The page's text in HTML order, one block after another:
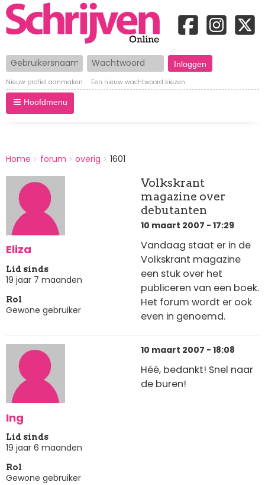
Gebruikersnaam Wachtwoord
Nieuw profiel aanmaken Een nieuw wachtwoord kiezen
Hoofdmenu
BREADCRUMBS
You
here:
Home forum overig 1601
Eliza
Lid sinds
19 jaar 7 maanden
Rol
Gewone gebruiker
Volkskrant
magazine over
debutanten
10 maart 2007 - 17:29
Vandaag staat er in de
Volkskrant magazine
een stuk over het
publiceren van een boek.
Het forum wordt er ook
even in genoemd.
Ing
Lid sinds
19 jaar 6 maanden
Rol
Gewone gebruiker
10 maart 2007 - 18:08
Héé, bedankt! Snel naar
de buren!